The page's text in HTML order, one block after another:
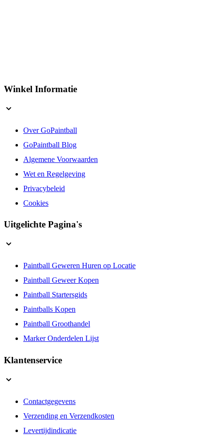
Winkel Informatie
Over GoPaintball
GoPaintball Blog
Algemene Voorwaarden
Wet en Regelgeving
Privacybeleid
Cookies
Uitgelichte Pagina's
Paintball Geweren Huren op Locatie
Paintball Geweer Kopen
Paintball Startersgids
Paintballs Kopen
Paintball Groothandel
Marker Onderdelen Lijst
Klantenservice
Contactgegevens
Verzending en Verzendkosten
Levertijdindicatie